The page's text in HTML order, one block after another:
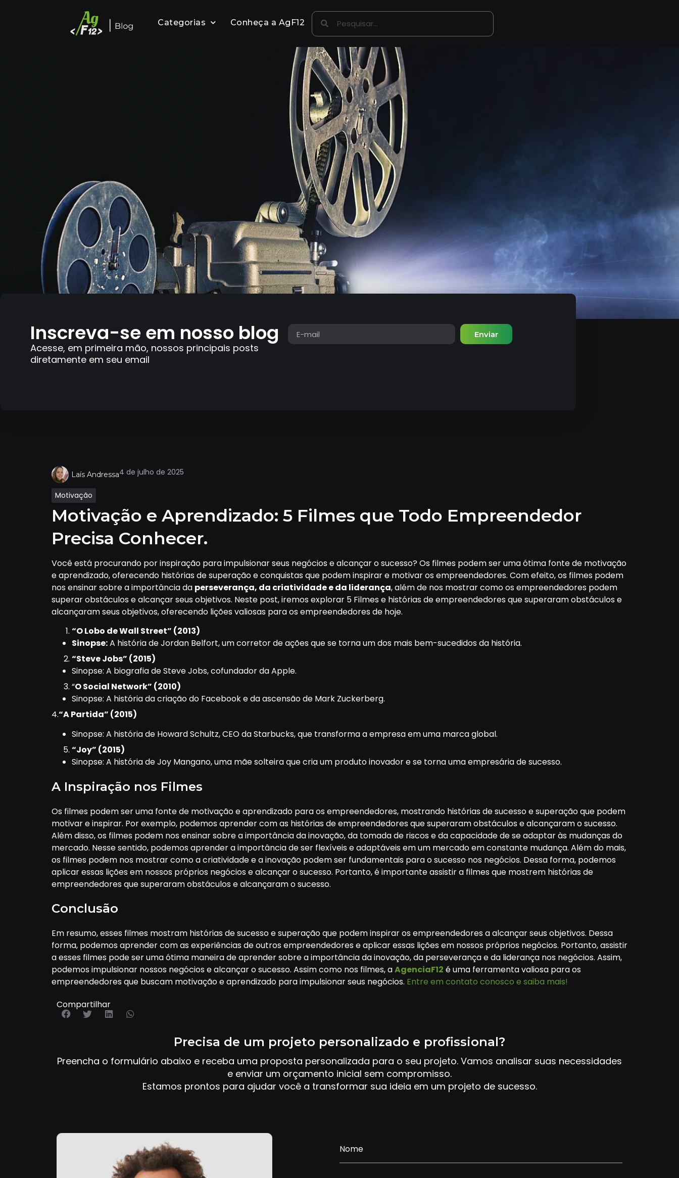
Categorias Conheça a AgF12
Inscreva-se em nosso blog
Acesse, em primeira mão, nossos principais posts
diretamente em seu email
Enviar
Laís Andressa4 de julho de 2025
Motivação
Motivação e Aprendizado: 5 Filmes que Todo Empreendedor
Precisa Conhecer.
Você está procurando por inspiração para impulsionar seus negócios e alcançar o sucesso? Os filmes podem ser uma ótima fonte de motivação
e aprendizado, oferecendo histórias de superação e conquistas que podem inspirar e motivar os empreendedores. Com efeito, os filmes podem
nos ensinar sobre a importância da perseverança, da criatividade e da liderança, além de nos mostrar como os empreendedores podem
superar obstáculos e alcançar seus objetivos. Neste post, iremos explorar 5 Filmes e histórias de empreendedores que superaram obstáculos e
alcançaram seus objetivos, oferecendo lições valiosas para os empreendedores de hoje.
“O Lobo de Wall Street” (2013)
Sinopse:A história de Jordan Belfort, um corretor de ações que se torna um dos mais bem-sucedidos da história.
“Steve Jobs” (2015)
Sinopse: A biografia de Steve Jobs, cofundador da Apple.
“O Social Network” (2010)
Sinopse: A história da criação do Facebook e da ascensão de Mark Zuckerberg.
4.“A Partida” (2015)
Sinopse: A história de Howard Schultz, CEO da Starbucks, que transforma a empresa em uma marca global.
“Joy” (2015)
Sinopse: A história de Joy Mangano, uma mãe solteira que cria um produto inovador e se torna uma empresária de sucesso.
A Inspiração nos Filmes
Os filmes podem ser uma fonte de motivação e aprendizado para os empreendedores, mostrando histórias de sucesso e superação que podem
motivar e inspirar. Por exemplo, podemos aprender com as histórias de empreendedores que superaram obstáculos e alcançaram o sucesso.
Além disso, os filmes podem nos ensinar sobre a importância da inovação, da tomada de riscos e da capacidade de se adaptar às mudanças do
mercado. Nesse sentido, podemos aprender a importância de ser flexíveis e adaptáveis em um mercado em constante mudança. Além do mais,
os filmes podem nos mostrar como a criatividade e a inovação podem ser fundamentais para o sucesso nos negócios. Dessa forma, podemos
aplicar essas lições em nossos próprios negócios e alcançar o sucesso. Portanto, é importante assistir a filmes que mostrem histórias de
empreendedores que superaram obstáculos e alcançaram o sucesso.
Conclusão
Em resumo, esses filmes mostram histórias de sucesso e superação que podem inspirar os empreendedores a alcançar seus objetivos. Dessa
forma, podemos aprender com as experiências de outros empreendedores e aplicar essas lições em nossos próprios negócios. Portanto, assistir
a esses filmes pode ser uma ótima maneira de aprender sobre a importância da inovação, da perseverança e da liderança nos negócios. Assim,
podemos impulsionar nossos negócios e alcançar o sucesso. Assim como nos filmes, aAgenciaF12 é uma ferramenta valiosa para os
empreendedores que buscam motivação e aprendizado para impulsionar seus negócios. Entre em contato conosco e saiba mais!
Compartilhar
Precisa de um projeto personalizado e profissional?
Preencha o formulário abaixo e receba uma proposta personalizada para o seu projeto. Vamos analisar suas necessidades
e enviar um orçamento inicial sem compromisso.
Estamos prontos para ajudar você a transformar sua ideia em um projeto de sucesso.
Nome